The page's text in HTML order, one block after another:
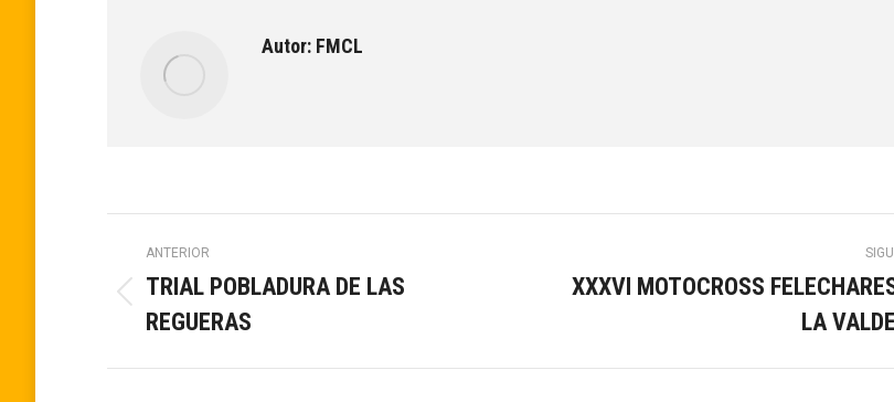
Autor: FMCL
Navegación
entre
publicaciones
ANTERIOR
anterior:
TRIAL POBLADURA DE LAS
REGUERAS
XXXVI MOTOCROSS
LA